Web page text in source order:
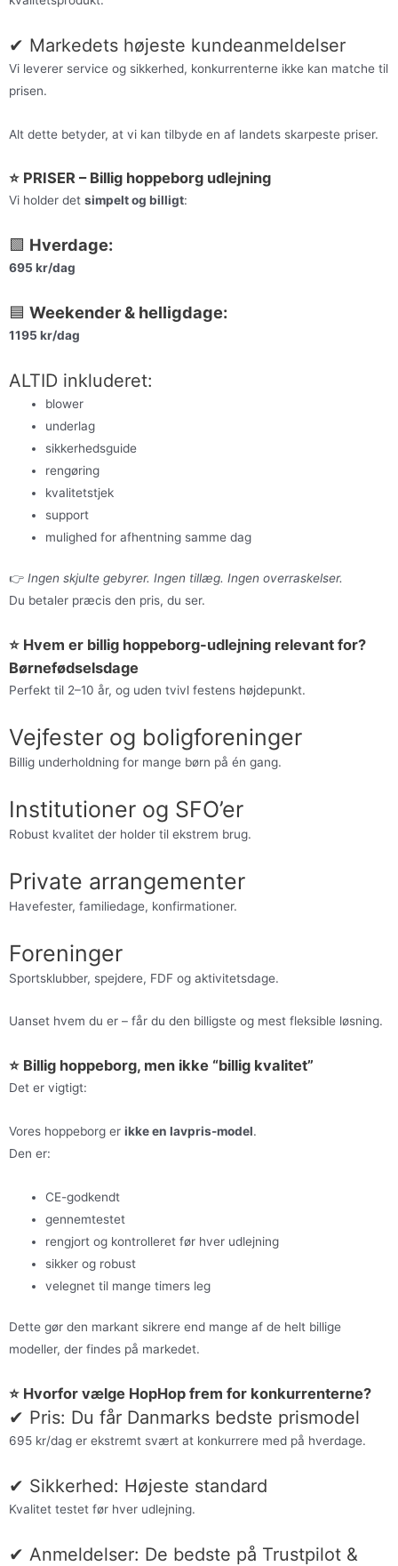
✔ Markedets højeste kundeanmeldelser
Vi leverer service og sikkerhed, konkurrenterne ikke kan matche til
prisen.
Alt dette betyder, at vi kan tilbyde en af landets skarpeste priser.
⭐ PRISER – Billig hoppeborg udlejning
Vi holder det simpelt og billigt:
🟩 Hverdage:
695 kr/dag
🟦 Weekender & helligdage:
1195 kr/dag
ALTID inkluderet:
blower
underlag
sikkerhedsguide
rengøring
kvalitetstjek
support
mulighed for afhentning samme dag
👉 Ingen skjulte gebyrer. Ingen tillæg. Ingen overraskelser.
Du betaler præcis den pris, du ser.
⭐ Hvem er billig hoppeborg-udlejning relevant for?
Børnefødselsdage
Perfekt til 2–10 år, og uden tvivl festens højdepunkt.
Vejfester og boligforeninger
Billig underholdning for mange børn på én gang.
Institutioner og SFO’er
Robust kvalitet der holder til ekstrem brug.
Private arrangementer
Havefester, familiedage, konfirmationer.
Foreninger
Sportsklubber, spejdere, FDF og aktivitetsdage.
Uanset hvem du er – får du den billigste og mest fleksible løsning.
⭐ Billig hoppeborg, men ikke “billig kvalitet”
Det er vigtigt:
Vores hoppeborg er ikke en lavpris-model.
Den er:
CE-godkendt
gennemtestet
rengjort og kontrolleret før hver udlejning
sikker og robust
velegnet til mange timers leg
Dette gør den markant sikrere end mange af de helt billige
modeller, der findes på markedet.
⭐ Hvorfor vælge HopHop frem for konkurrenterne?
✔ Pris: Du får Danmarks bedste prismodel
695 kr/dag er ekstremt svært at konkurrere med på hverdage.
✔ Sikkerhed: Højeste standard
Kvalitet testet før hver udlejning.
✔ Anmeldelser: De bedste på Trustpilot &